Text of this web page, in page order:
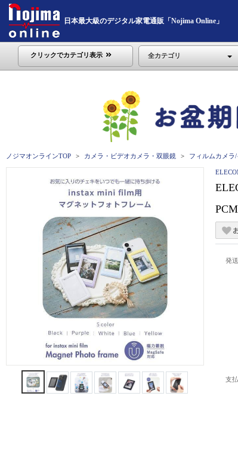
日本最大級のデジタル家電通販「Nojima Online」
クリックでカテゴリ表示 全カテゴリ
ノジマオンラインTOP カメラ・ビデオカメラ・双眼鏡 フィルムカメラ
発
支